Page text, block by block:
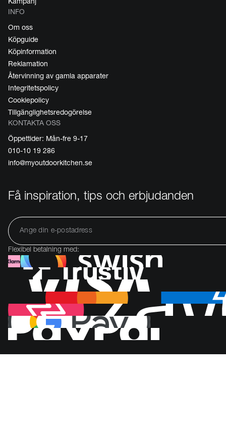
INFO
Om oss
Köpguide
Köpinformation
Reklamation
Återvinning av gamla apparater
Integritetspolicy
Cookiepolicy
Tillgänglighetsredogörelse
KONTAKTA OSS
Öppettider: Mån-fre 9-17
010-10 19 286
info@myoutdoorkitchen.se
Få inspiration, tips och erbjudanden
Flexibel betalning med: